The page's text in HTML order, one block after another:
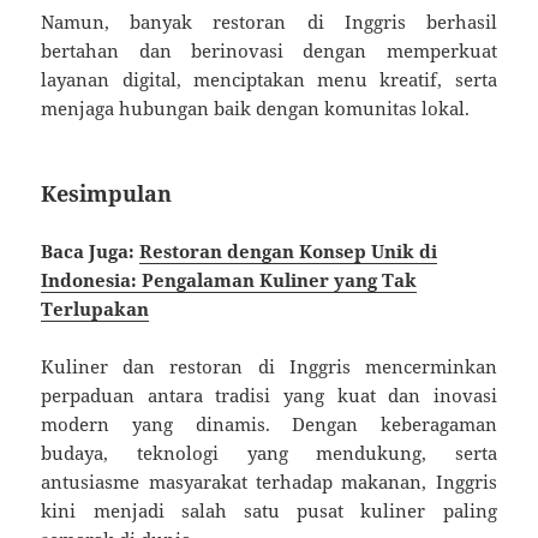
Namun, banyak restoran di Inggris berhasil
bertahan dan berinovasi dengan memperkuat
layanan digital, menciptakan menu kreatif, serta
menjaga hubungan baik dengan komunitas lokal.
Kesimpulan
Baca Juga:Restoran dengan Konsep Unik di
Indonesia: Pengalaman Kuliner yang Tak
Terlupakan
Kuliner dan restoran di Inggris mencerminkan
perpaduan antara tradisi yang kuat dan inovasi
modern yang dinamis. Dengan keberagaman
budaya, teknologi yang mendukung, serta
antusiasme masyarakat terhadap makanan, Inggris
kini menjadi salah satu pusat kuliner paling